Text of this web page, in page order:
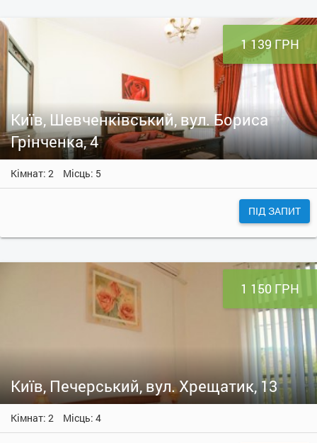
1 139 ГРН
Київ, Шевченківський, вул. Бориса
Грінченка, 4
Кімнат: 2 Місць: 5
ПІД ЗАПИТ
1 150 ГРН
Київ, Печерський, вул. Хрещатик, 13
Кімнат: 2 Місць: 4